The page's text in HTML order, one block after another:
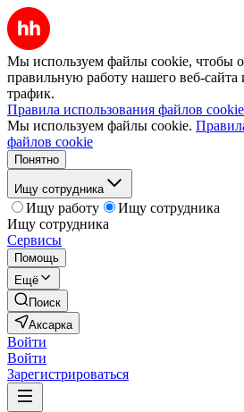
Мы используем файлы cookie, чтобы
правильную работу нашего веб-сайта
трафик.
Правила использования файлов cookie
Мы используем файлы cookie.
файлов cookie
Понятно
Ищу сотрудника
Ищу работу
Ищу сотрудника
Ищу сотрудника
Сервисы
Помощь
Ещё
Поиск
Аксарка
Войти
Войти
Зарегистрироваться